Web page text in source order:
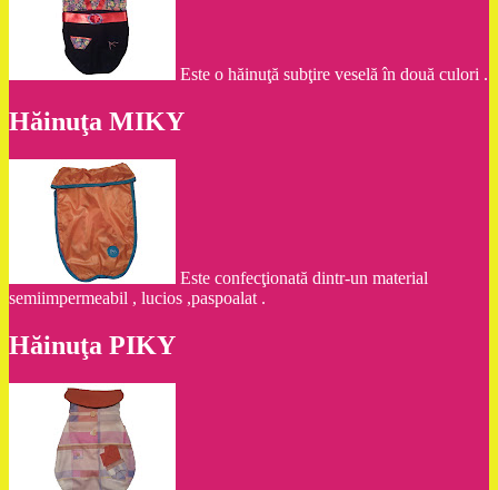
Este o hăinuţă subţire veselă în două culori .
Hăinuţa MIKY
Este confecţionată dintr-un material
semiimpermeabil , lucios ,paspoalat .
Hăinuţa PIKY